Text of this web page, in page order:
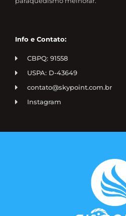
Info e Contato:
CBPQ: 91558
USPA: D-43649
contato@skypoint.com.br
Instagram